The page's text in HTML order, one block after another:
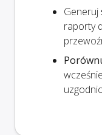
Generuj
raporty